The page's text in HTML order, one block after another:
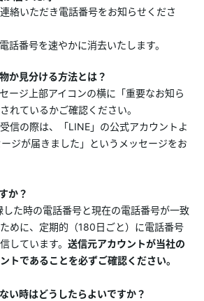
絡いただき電話番号をお知らせくださ
話番号を速やかに消去いたします。
か見分ける方法とは？
ージ上部アイコンの横に「重要なお知ら
れているかご確認ください。
信の際は、「LINE」の公式アカウントよ
ジが届きました」というメッセージをお
か？
た時の電話番号と現在の電話番号が一致
めに、定期的（180日ごと）に電話番号
しています。 送信元アカウントが当社の
トであることを必ずご確認ください。
い時はどうしたらよいですか？